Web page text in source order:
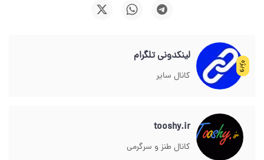
ویژه
لینکدونی تلگرام
کانال سایر
tooshy.ir
کانال طنز و سرگرمی